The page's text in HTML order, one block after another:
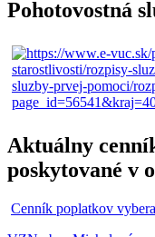
Pohotovostná
Aktuálny
poskytované v
Cenník poplatkov